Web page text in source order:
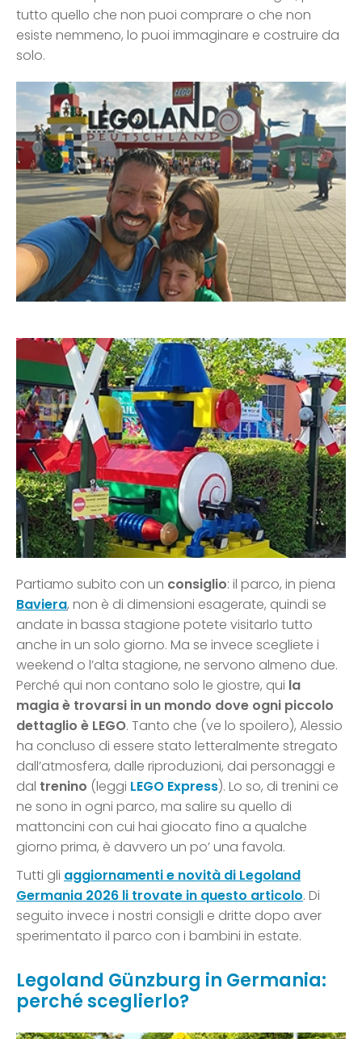
tutto quello che non puoi comprare o che non
esiste nemmeno, lo puoi immaginare e costruire da
solo.
Partiamo subito con un consiglio: il parco, in piena
Baviera, non è di dimensioni esagerate, quindi se
andate in bassa stagione potete visitarlo tutto
anche in un solo giorno. Ma se invece scegliete i
weekend o l’alta stagione, ne servono almeno due.
Perché qui non contano solo le giostre, qui la
magia è trovarsi in un mondo dove ogni piccolo
dettaglio è LEGO. Tanto che (ve lo spoilero), Alessio
ha concluso di essere stato letteralmente stregato
dall’atmosfera, dalle riproduzioni, dai personaggi e
dal trenino (leggi LEGO Express). Lo so, di trenini ce
ne sono in ogni parco, ma salire su quello di
mattoncini con cui hai giocato fino a qualche
giorno prima, è davvero un po’ una favola.
Tutti gli aggiornamenti e novità di Legoland
Germania 2026 li trovate in questo articolo. Di
seguito invece i nostri consigli e dritte dopo aver
sperimentato il parco con i bambini in estate.
Legoland Günzburg in Germania:
perché sceglierlo?